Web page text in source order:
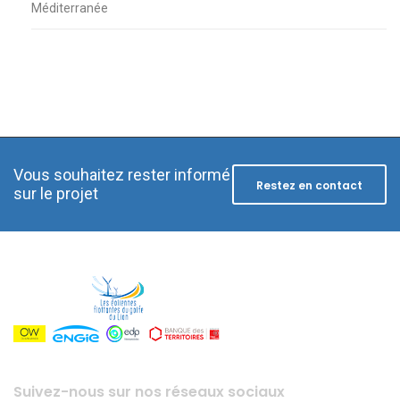
Méditerranée
Vous souhaitez rester informé
sur le projet
Restez en contact
Suivez-nous sur nos réseaux sociaux